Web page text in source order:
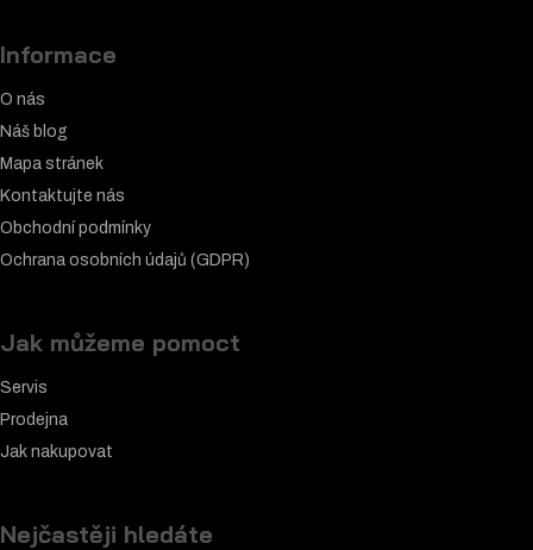
Informace
O nás
Náš blog
Mapa stránek
Kontaktujte nás
Obchodní podmínky
Ochrana osobních údajů (GDPR)
Jak můžeme pomoct
Servis
Prodejna
Jak nakupovat
Nejčastěji hledáte